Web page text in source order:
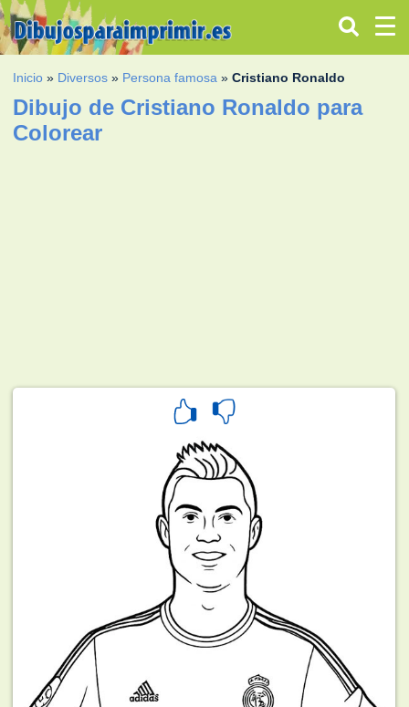
Inicio » Diversos » Persona famosa »Cristiano Ronaldo
Dibujo de Cristiano Ronaldo para
Colorear